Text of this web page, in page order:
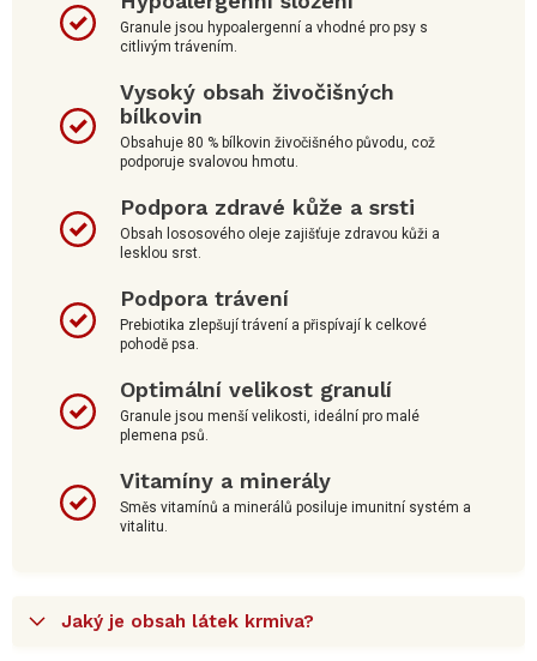
Granule jsou hypoalergenní a vhodné pro psy s
citlivým trávením.
Vysoký obsah živočišných
bílkovin
Obsahuje 80 % bílkovin živočišného původu, což
podporuje svalovou hmotu.
Podpora zdravé kůže a srsti
Obsah lososového oleje zajišťuje zdravou kůži a
lesklou srst.
Podpora trávení
Prebiotika zlepšují trávení a přispívají k celkové
pohodě psa.
Optimální velikost granulí
Granule jsou menší velikosti, ideální pro malé
plemena psů.
Vitamíny a minerály
Směs vitamínů a minerálů posiluje imunitní systém a
vitalitu.
Jaký je obsah látek krmiva?